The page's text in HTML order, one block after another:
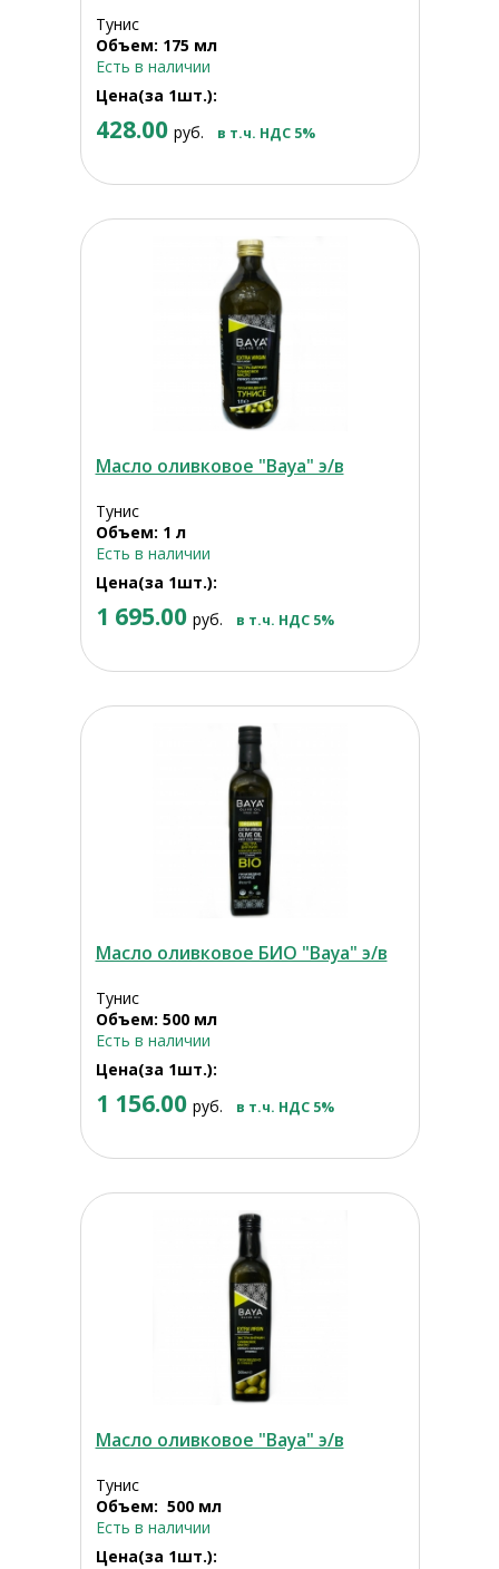
Тунис
Объем: 175 мл
Есть в наличии
Цена(за 1шт.):
428.00 руб. в т.ч. НДС 5%
Масло оливковое "Baya" э/в
Тунис
Объем: 1 л
Есть в наличии
Цена(за 1шт.):
1 695.00 руб. в т.ч. НДС 5%
Масло оливковое БИО "Baya" э/в
Тунис
Объем: 500 мл
Есть в наличии
Цена(за 1шт.):
1 156.00 руб. в т.ч. НДС 5%
Масло оливковое "Baya" э/в
Тунис
Объем: 500 мл
Есть в наличии
Цена(за 1шт.):